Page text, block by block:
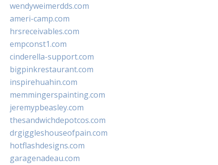
wendyweimerdds.com
ameri-camp.com
hrsreceivables.com
empconst1.com
cinderella-support.com
bigpinkrestaurant.com
inspirehuahin.com
memmingerspainting.com
jeremypbeasley.com
thesandwichdepotcos.com
drgiggleshouseofpain.com
hotflashdesigns.com
garagenadeau.com